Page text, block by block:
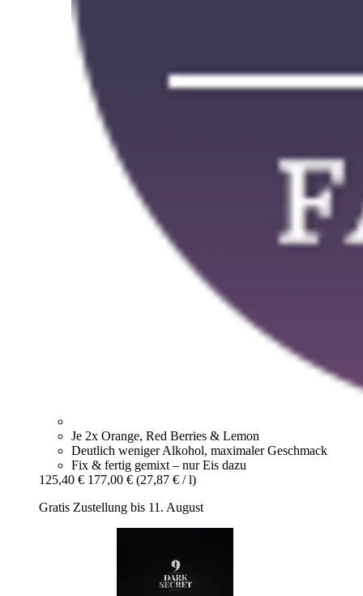
Je 2x Orange, Red Berries & Lemon
Deutlich weniger Alkohol, maximaler Geschmack
Fix & fertig gemixt – nur Eis dazu
125,40 € 177,00 € (27,87 € / l)
Gratis Zustellung bis 11. August